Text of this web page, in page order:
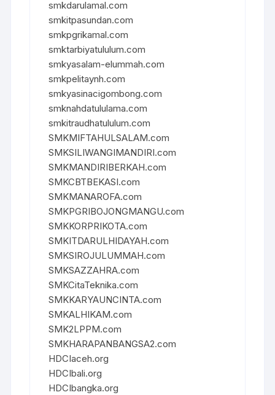
smkdarulamal.com
smkitpasundan.com
smkpgrikamal.com
smktarbiyatululum.com
smkyasalam-elummah.com
smkpelitaynh.com
smkyasinacigombong.com
smknahdatululama.com
smkitraudhatululum.com
SMKMIFTAHULSALAM.com
SMKSILIWANGIMANDIRI.com
SMKMANDIRIBERKAH.com
SMKCBTBEKASI.com
SMKMANAROFA.com
SMKPGRIBOJONGMANGU.com
SMKKORPRIKOTA.com
SMKITDARULHIDAYAH.com
SMKSIROJULUMMAH.com
SMKSAZZAHRA.com
SMKCitaTeknika.com
SMKKARYAUNCINTA.com
SMKALHIKAM.com
SMK2LPPM.com
SMKHARAPANBANGSA2.com
HDCIaceh.org
HDCIbali.org
HDCIbangka.org